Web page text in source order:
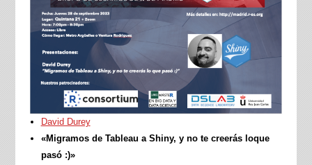
David Durey
«Migramos de Tableau a Shiny, y no te creerás loque
pasó :)»